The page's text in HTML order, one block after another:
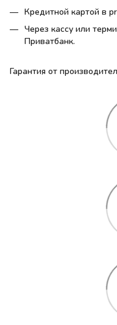
Кредитной картой в
Через кассу или
Приватбанк.
Гарантия от